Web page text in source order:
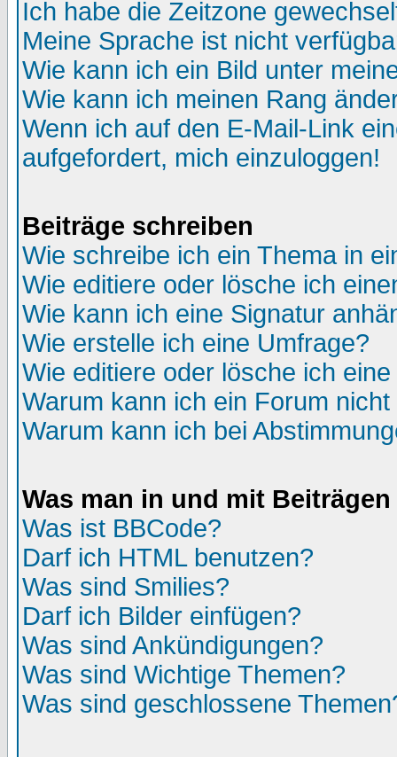
Ich habe die Zeitzone
Meine Sprache ist nicht
Wie kann ich ein Bild unter
Wie kann ich meinen Rang
Wenn ich auf den E-Mail-Link
aufgefordert, mich einzuloggen!
Beiträge schreiben
Wie schreibe ich ein Thema in
Wie editiere oder lösche ich
Wie kann ich eine Signatur
Wie erstelle ich eine Umfrage?
Wie editiere oder lösche ich
Warum kann ich ein Forum
Warum kann ich bei
Was man in und mit
Was ist BBCode?
Darf ich HTML benutzen?
Was sind Smilies?
Darf ich Bilder einfügen?
Was sind Ankündigungen?
Was sind Wichtige Themen?
Was sind geschlossene